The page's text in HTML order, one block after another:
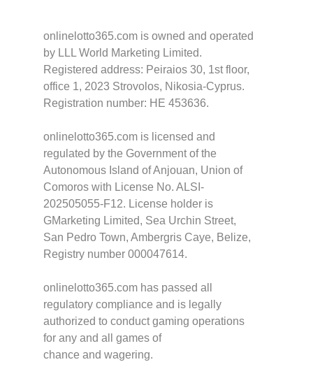
onlinelotto365.com is owned and operated
by LLL World Marketing Limited.
Registered address: Peiraios 30, 1st floor,
office 1, 2023 Strovolos, Nikosia-Cyprus.
Registration number: HE 453636.
onlinelotto365.com is licensed and
regulated by the Government of the
Autonomous Island of Anjouan, Union of
Comoros with License No. ALSI-
202505055-F12. License holder is
GMarketing Limited, Sea Urchin Street,
San Pedro Town, Ambergris Caye, Belize,
Registry number 000047614.
onlinelotto365.com has passed all
regulatory compliance and is legally
authorized to conduct gaming operations
for any and all games of
chance and wagering.